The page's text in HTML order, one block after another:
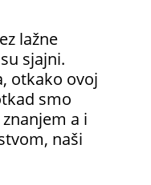
lažne
sjajni.
otkako ovoj
smo
a i
naši